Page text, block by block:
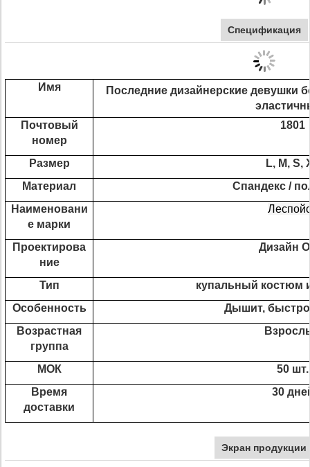
Спецификация
Имя
Последние дизайнерские девушки
Почтовый
номер
1801
Размер
L, M, S,
Материал
Спандекс /
Наименовани
е марки
Проектирова
ние
Дизайн
Тип
купальный костюм
Особенность
Дышит, быстро
Возрастная
группа
МОК
50 шт.
Время
доставки
30
Экран продукции